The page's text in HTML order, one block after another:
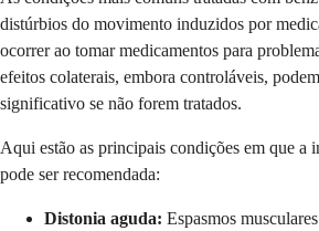
distúrbios do movimento induzidos por
ocorrer ao tomar medicamentos para
efeitos colaterais, embora controláveis,
significativo se não forem tratados.
Aqui estão as principais condições em que a
pode ser recomendada:
Distonia aguda: Espasmos